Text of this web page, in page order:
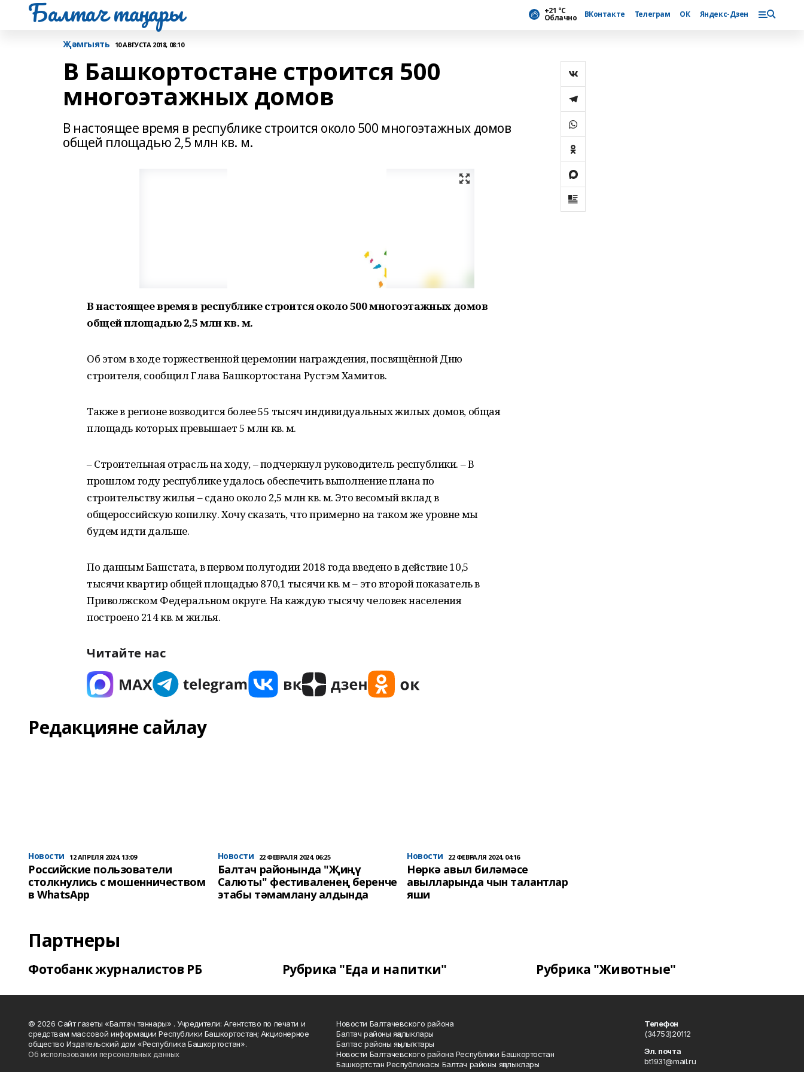
Балтач таңнары +21 °С
Облачно ВКонтакте Телеграм ОК Яндекс-Дзен
Җәмгыять 10 АВГУСТА 2018, 08:10
В Башкортостане строится 500
многоэтажных домов
В настоящее время в республике строится около 500 многоэтажных домов
общей площадью 2,5 млн кв. м.
В настоящее время в республике строится около 500 многоэтажных домов
общей площадью 2,5 млн кв. м.
Об этом в ходе торжественной церемонии награждения, посвящённой Дню
строителя, сообщил Глава Башкортостана Рустэм Хамитов.
Также в регионе возводится более 55 тысяч индивидуальных жилых домов, общая
площадь которых превышает 5 млн кв. м.
– Строительная отрасль на ходу, – подчеркнул руководитель республики. – В
прошлом году республике удалось обеспечить выполнение плана по
строительству жилья – сдано около 2,5 млн кв. м. Это весомый вклад в
общероссийскую копилку. Хочу сказать, что примерно на таком же уровне мы
будем идти дальше.
По данным Башстата, в первом полугодии 2018 года введено в действие 10,5
тысячи квартир общей площадью 870,1 тысячи кв. м – это второй показатель в
Приволжском Федеральном округе. На каждую тысячу человек населения
построено 214 кв. м жилья.
Читайте нас
Редакцияне сайлау
Новости 12 АПРЕЛЯ 2024, 13:09
Российские пользователи
столкнулись с мошенничеством
в WhatsApp
Новости 22 ФЕВРАЛЯ 2024, 06:25
Балтач районында "Җиңү
Салюты" фестиваленең беренче
этабы тәмамлану алдында
Новости 22 ФЕВРАЛЯ 2024, 04:16
Нөркә авыл биләмәсе
авылларында чын талантлар
яши
Партнеры
Фотобанк журналистов РБ Рубрика "Еда и напитки" Рубрика "Животные"
© 2026 Сайт газеты «Балтач таннары» . Учредители: Агентство по печати и
средствам массовой информации Республики Башкортостан; Акционерное
общество Издательский дом «Республика Башкортостан».
Об использовании персональных данных
Новости Балтачевского района
Балтач районы яңалыклары
Балтас районы яңылыҡтары
Новости Балтачевского района Республики Башкортостан
Башкортстан Республикасы Балтач районы яңалыклары
Телефон
(34753)20112
Эл. почта
bt1931@mail.ru